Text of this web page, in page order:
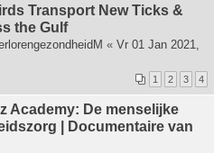
Transport New Ticks &
the Gulf
« Vr 01 Jan 2021,
1 2 3 4
Academy: De menselijke
| Documentaire van